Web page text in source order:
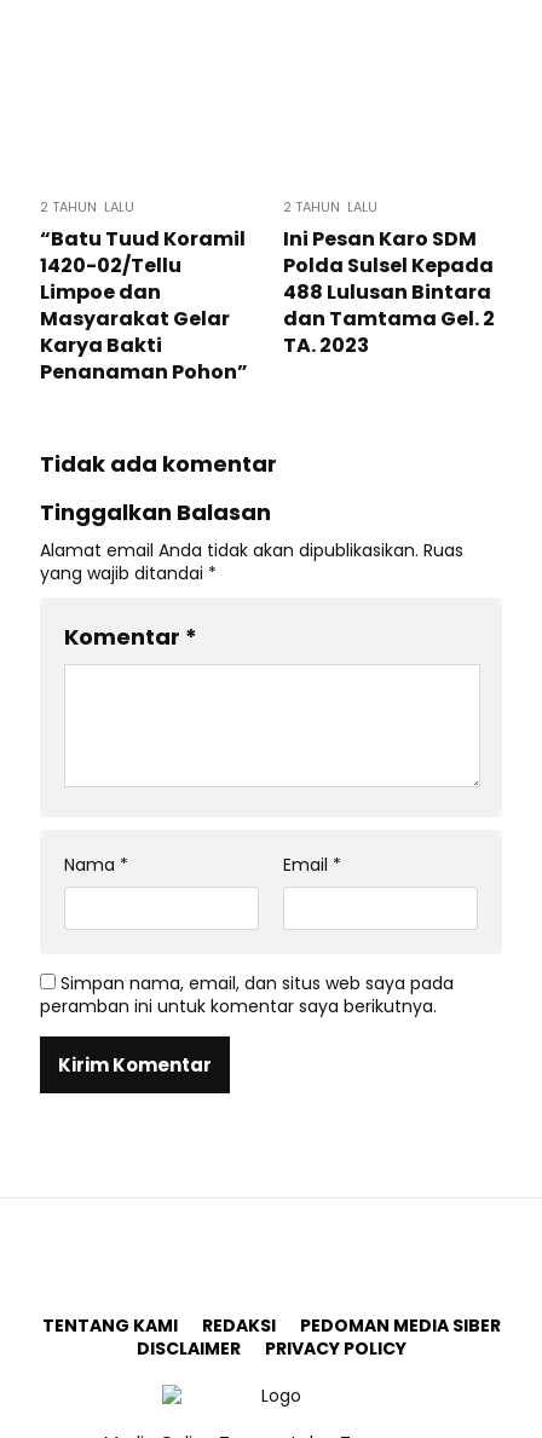
2 TAHUN LALU
“Batu Tuud Koramil
1420-02/Tellu
Limpoe dan
Masyarakat Gelar
Karya Bakti
Penanaman Pohon”
2 TAHUN LALU
Ini Pesan Karo SDM
Polda Sulsel Kepada
488 Lulusan Bintara
dan Tamtama Gel. 2
TA. 2023
Tidak ada komentar
Tinggalkan Balasan
Alamat email Anda tidak akan dipublikasikan. Ruas
yang wajib ditandai *
Komentar *
Nama * Email *
Simpan nama, email, dan situs web saya pada
peramban ini untuk komentar saya berikutnya.
TENTANG KAMI REDAKSI
PEDOMAN MEDIA SIBER
DISCLAIMER
PRIVACY POLICY